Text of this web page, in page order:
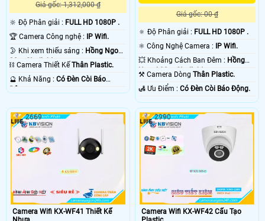
Giá gốc: 1,312,000 ₫
🔆 Độ Phân giải : FULL HD 1080P .
🏆 Camera Công nghệ :
IP Wifi.
🌛 Khi xem thiếu sáng : Hồng Ngoại
30m Starlight.
⛓ Camera Thiết Kế Thân Plastic.
️🔮 Khả Năng : Có Ðèn Còi Báo
Giá gốc: 00 ₫
🔅 Độ Phân giải : FULL HD 1080P .
⚛️ Công Nghệ Camera : IP Wifi.
💥 Khoảng Cách Ban Đêm : Hồng
Ngoại 30m Starlight.
⚒ Camera DòngThân Plastic.
️🛃 Ưu Điểm :Có Ðèn Còi Báo Động.
Camera Wifi KX-WF41 Thiết Kế
2669
Camera Wifi KX-WF42 Cấu Tạo
2990